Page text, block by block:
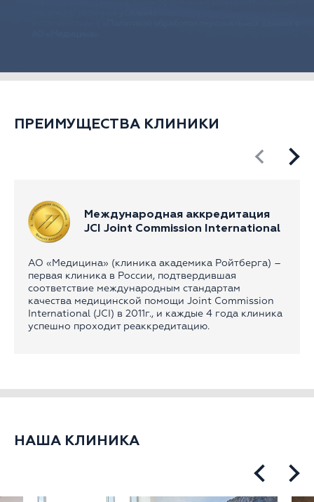
ПРЕИМУЩЕСТВА КЛИНИКИ
Международная аккредитация
JCI Joint Commission International
АО «Медицина» (клиника академика Ройтберга) –
первая клиника в России, подтвердившая
соответствие международным стандартам
качества медицинской помощи Joint Commission
International (JCI) в 2011г., и каждые 4 года клиника
успешно проходит реаккредитацию.
НАША КЛИНИКА